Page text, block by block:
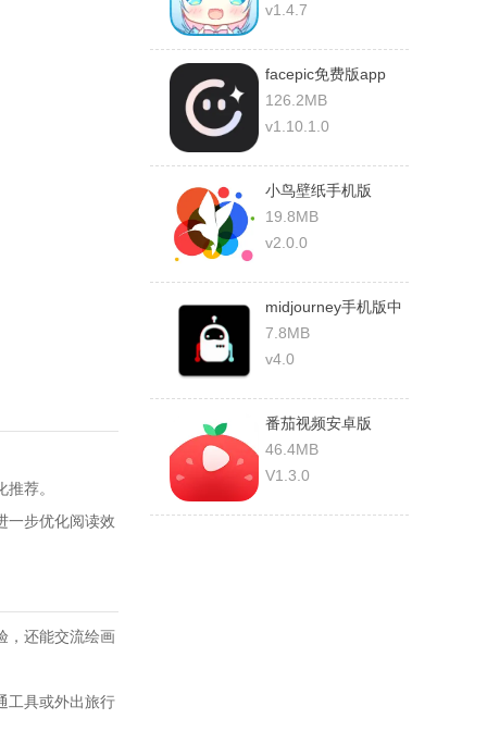
荐。
一步优化阅读效
，还能交流绘画
工具或外出旅行
v1.4.7
facepic免费版app
126.2MB
v1.10.1.0
小鸟壁纸手机版
19.8MB
v2.0.0
midjourney手机版中
文版
7.8MB
v4.0
番茄视频安卓版
46.4MB
V1.3.0